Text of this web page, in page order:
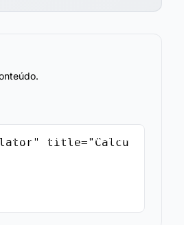
title="Calcu
Copiar Código de Incorporação